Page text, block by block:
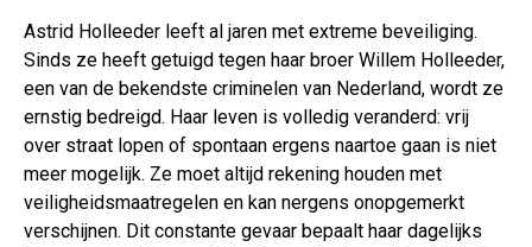
Astrid Holleeder leeft al jaren met extreme beveiliging.
Sinds ze heeft getuigd tegen haar broer Willem Holleeder,
een van de bekendste criminelen van Nederland, wordt ze
ernstig bedreigd. Haar leven is volledig veranderd: vrij
over straat lopen of spontaan ergens naartoe gaan is niet
meer mogelijk. Ze moet altijd rekening houden met
veiligheidsmaatregelen en kan nergens onopgemerkt
verschijnen. Dit constante gevaar bepaalt haar dagelijks